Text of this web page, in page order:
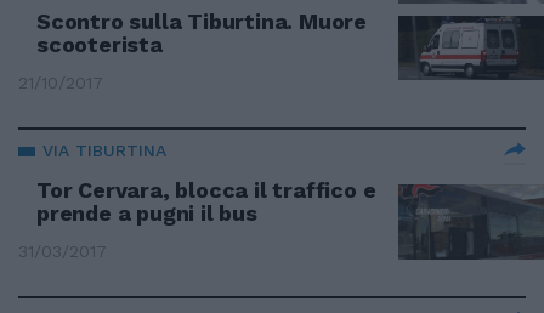
Scontro sulla Tiburtina. Muore
scooterista
21/10/2017
VIA TIBURTINA
Tor Cervara, blocca il traffico e
prende a pugni il bus
31/03/2017